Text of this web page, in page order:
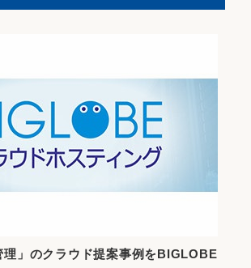
理」のクラウド提案事例をBIGLOBE